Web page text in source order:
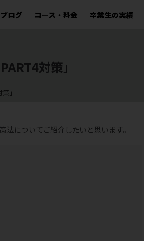
ブログ コース・料金 卒業生の実績
対策」
」
法についてご紹介したいと思います。